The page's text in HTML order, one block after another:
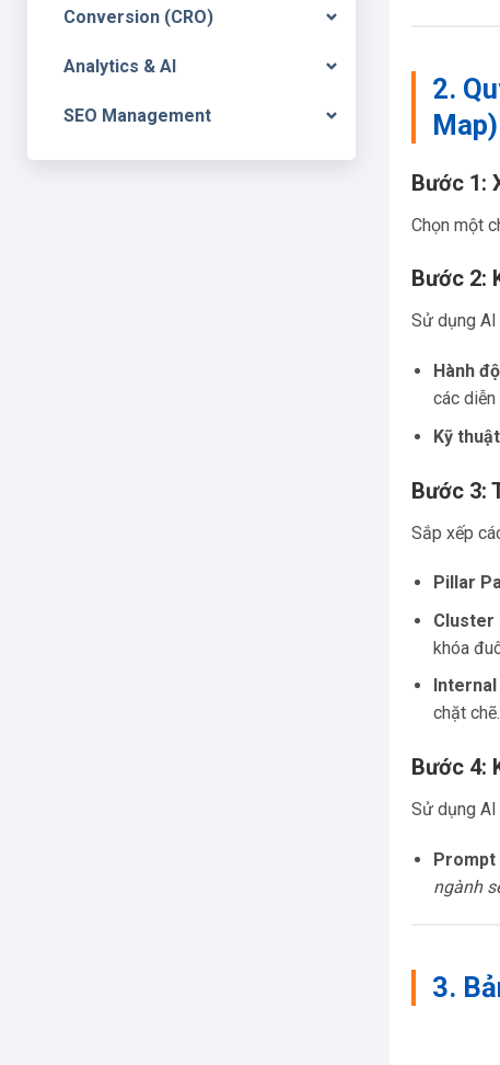
Conversion (CRO)
Analytics & AI
SEO Management
2.
Map)
Bước 1:
Chọn một
Bước 2:
Sử dụng
Hành
các diễn
Kỹ
Bước 3:
Sắp xếp
Pillar
Cluster
khóa
chặt chẽ.
Bước 4:
Sử dụng
Prompt
ngành
3.